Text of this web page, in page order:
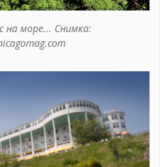
на море... Снимка: